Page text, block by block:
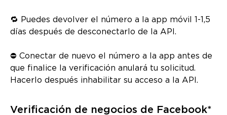
🔁 Puedes devolver el número a la app móvil 1-1,5
días después de desconectarlo de la API.
⛔ Conectar de nuevo el número a la app antes de
que finalice la verificación anulará tu solicitud.
Hacerlo después inhabilitar su acceso a la API.
Verificación de negocios de Facebook*